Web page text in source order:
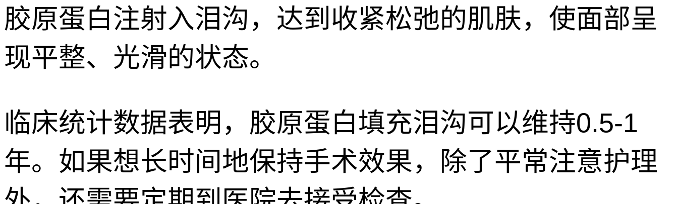
胶原蛋白注射入泪沟，达到收紧松弛的肌肤，使面部呈
现平整、光滑的状态。
临床统计数据表明，胶原蛋白填充泪沟可以维持0.5-1
年。如果想长时间地保持手术效果，除了平常注意护理